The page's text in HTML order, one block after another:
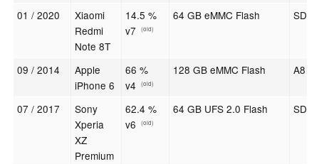
01 / 2020
Xiaomi
Redmi
Note 8T
14.5 %
v7
(old)
64 GB eMMC Flash SD
09 / 2014
Apple
iPhone 6
66 %
v4
(old)
128 GB eMMC Flash A8
07 / 2017
Sony
Xperia
XZ
Premium
62.4 %
v6
(old)
64 GB UFS 2.0 Flash SD